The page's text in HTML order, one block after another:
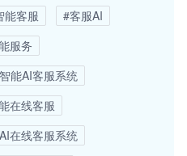
能客服
#客服AI
服务
能AI客服系统
在线客服
在线客服系统